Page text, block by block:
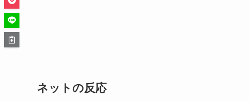
ネットの反応